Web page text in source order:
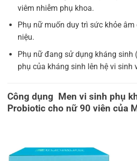
viêm nhiễm phụ khoa.
Phụ nữ muốn duy trì sức khỏe
niệu.
Phụ nữ đang sử dụng kháng sinh
phụ của kháng sinh lên hệ vi sinh
Công dụng Men vi sinh phụ
Probiotic cho nữ 90 viên của